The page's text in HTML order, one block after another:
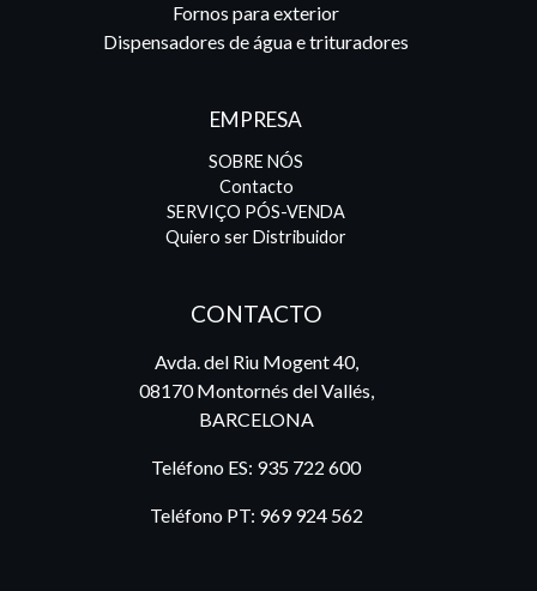
Fornos para exterior
Dispensadores de água e trituradores
EMPRESA
SOBRE NÓS
Contacto
SERVIÇO PÓS-VENDA
Quiero ser Distribuidor
CONTACTO
Avda. del Riu Mogent 40,
08170 Montornés del Vallés,
BARCELONA
Teléfono ES: 935 722 600
Teléfono PT: 969 924 562